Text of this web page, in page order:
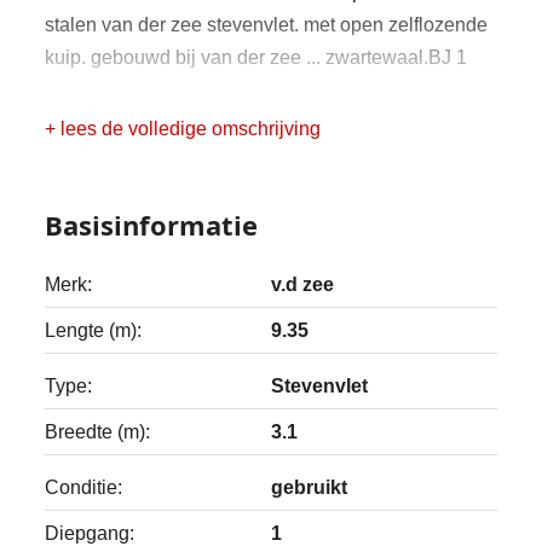
stalen van der zee stevenvlet. met open zelflozende
kuip. gebouwd bij van der zee ... zwartewaal.BJ 1
+ lees de volledige omschrijving
Basisinformatie
Merk: v.d zee
Lengte (m): 9.35
Type: Stevenvlet
Breedte (m): 3.1
Conditie: gebruikt
Diepgang: 1